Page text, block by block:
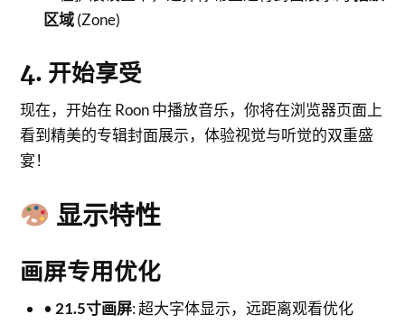
区域(Zone)
4. 开始享受
现在，开始在 Roon 中播放音乐，你将在浏览器页面上
看到精美的专辑封面展示，体验视觉与听觉的双重盛
宴！
显示特性
画屏专用优化
• 21.5寸画屏: 超大字体显示，远距离观看优化